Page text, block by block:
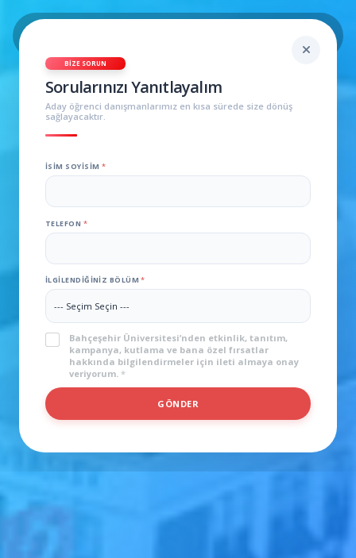
BIZE SORUN
Sorularınızı Yanıtlayalım
Aday öğrenci danışmanlarımız en kısa sürede size dönüş
sağlayacaktır.
İSIM SOYISIM *
TELEFON *
İLGILENDIĞINIZ BÖLÜM*
KVKK*
Bahçeşehir Üniversitesi’nden etkinlik, tanıtım,
kampanya, kutlama ve bana özel fırsatlar
hakkında bilgilendirmeler için ileti almaya onay
veriyorum. *
*
GÖNDER